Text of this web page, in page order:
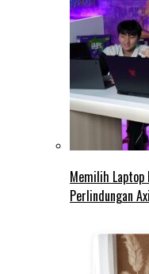
Memilih Laptop
Perlindungan